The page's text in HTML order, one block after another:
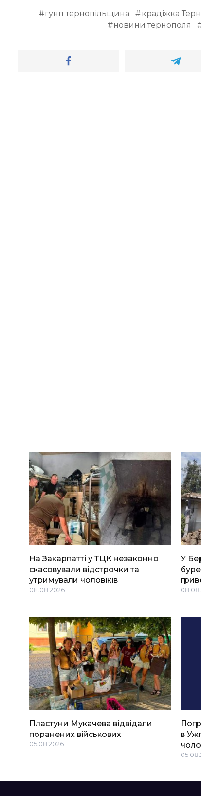
гунп тернопільщина крадіжка
новини тернополя
На Закарпатті у ТЦК незаконно
скасовували відстрочки та
утримували чоловіків
08.08.2026
У
Пластуни Мукачева відвідали
поранених військових
05.08.2026
в